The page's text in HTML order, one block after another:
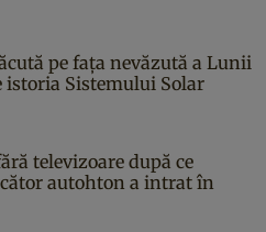
pe fața nevăzută a Lunii
istoria Sistemului Solar
televizoare după ce
autohton a intrat în